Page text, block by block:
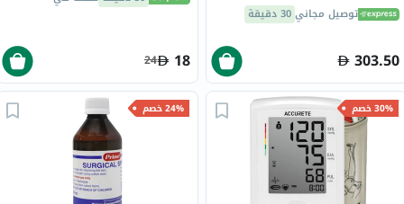
منفذ USB تايب سي للشحن توصيل مجاني30 دقيقة
303.50
18
24
30% خصم 24% خصم